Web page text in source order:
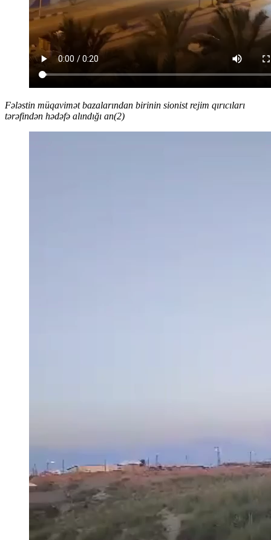
Fələstin müqavimət bazalarından birinin sionist rejim qırıcıları
tərəfindən hədəfə alındığı an(2)